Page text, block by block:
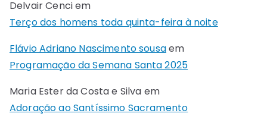
Delvair Cenciem
Terço dos homens toda quinta-feira à noite
Flávio Adriano Nascimento sousaem
Programação da Semana Santa 2025
Maria Ester da Costa e Silva em
Adoração ao Santíssimo Sacramento